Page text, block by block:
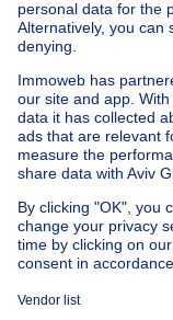
House out
House for
House for sale
Our cheap
About
Immoweb